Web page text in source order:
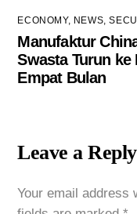
ECONOMY, NEWS ,
Manufaktur
Swasta Turun ke
Empat Bulan
Leave a Reply
Your email address